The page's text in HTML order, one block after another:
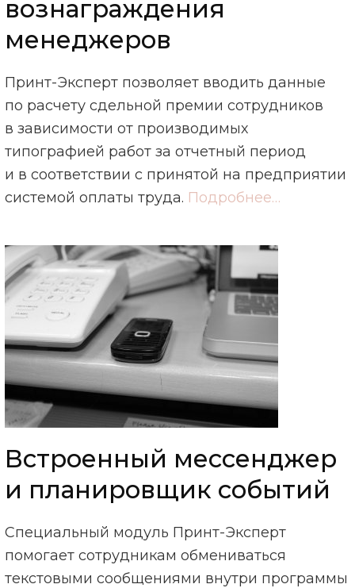
вознаграждения
менеджеров
Принт-Эксперт позволяет вводить данные
по расчету сдельной премии сотрудников
в зависимости от производимых
типографией работ за отчетный период
и в соответствии с принятой на предприятии
системой оплаты труда. Подробнее…
Встроенный мессенджер
и планировщик событий
Специальный модуль Принт-Эксперт
помогает сотрудникам обмениваться
текстовыми сообщениями внутри программы